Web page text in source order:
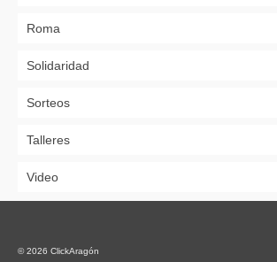
Roma
Solidaridad
Sorteos
Talleres
Video
© 2026 ClickAragón